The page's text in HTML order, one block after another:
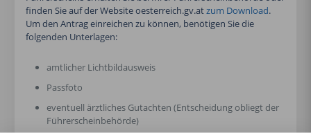
finden Sie auf der Website oesterreich.gv.atzum Download.
Um den Antrag einreichen zu können, benötigen Sie die
folgenden Unterlagen:
amtlicher Lichtbildausweis
Passfoto
eventuell ärztliches Gutachten (Entscheidung obliegt der
Führerscheinbehörde)